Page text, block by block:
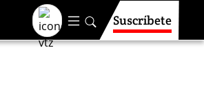
Suscríbete